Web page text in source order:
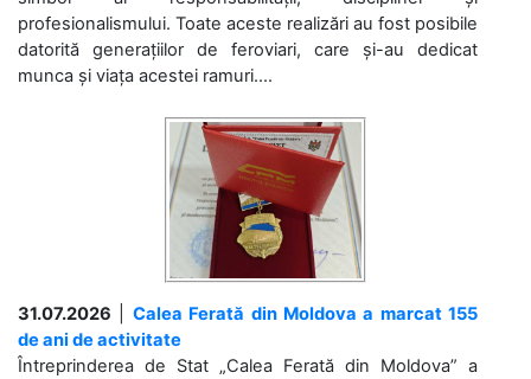
profesionalismului. Toate aceste realizări au fost posibile
datorită generațiilor de feroviari, care și-au dedicat
munca și viața acestei ramuri....
31.07.2026
Calea Ferată din Moldova a marcat 155
de ani de activitate
Întreprinderea de Stat „Calea Ferată din Moldova” a